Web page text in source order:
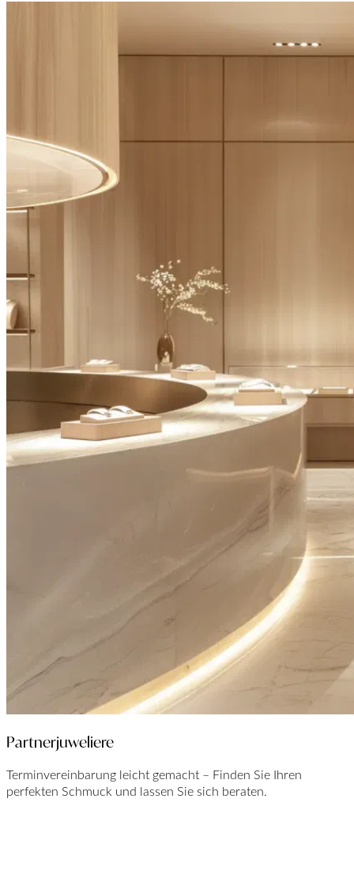
Partnerjuweliere
Terminvereinbarung leicht gemacht – Finden Sie Ihren
perfekten Schmuck und lassen Sie sich beraten.